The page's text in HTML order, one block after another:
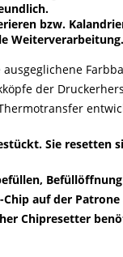
bzw.
Weiterverarbeitung.
der
Sie
auf der
Chipresetter